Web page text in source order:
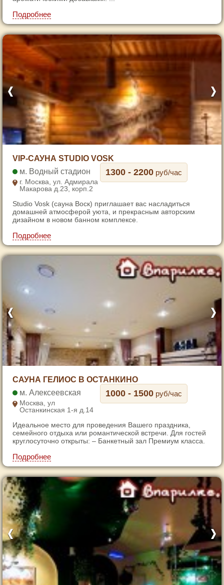
Подробнее
VIP-САУНА STUDIO VOSK
Водный стадион
г. Москва, ул. Адмирала
Макарова д.23, корп.2
1300 - 2200 руб/час
Studio Vosk (сауна Воск) приглашает вас насладиться
домашней атмосферой уюта, и прекрасным авторским
дизайном в новом банном комплексе.
Подробнее
САУНА ГЕЛИОС В ОСТАНКИНО
Алексеевская
Москва, ул
Останкинская 1-я д.14
1000 - 1500 руб/час
Идеальное место для проведения Вашего праздника,
семейного отдыха или романтической встречи. Для гостей
круглосуточно открыты: – Банкетный зал Премиум класса.
Подробнее